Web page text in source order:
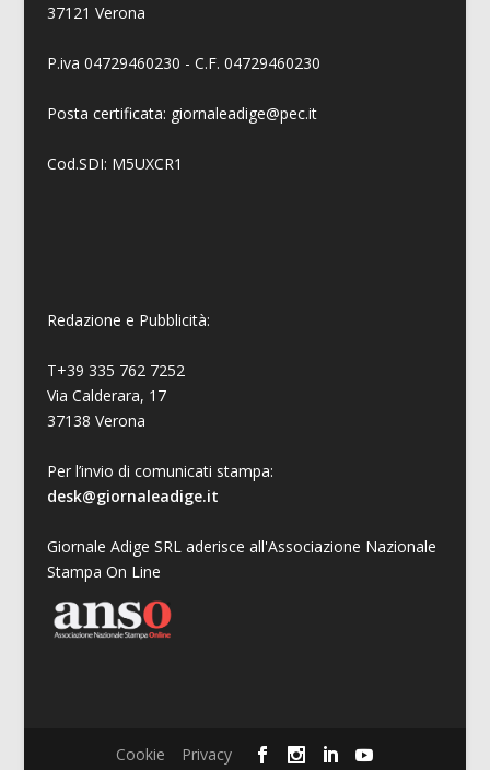
37121 Verona
P.iva 04729460230 - C.F. 04729460230
Posta certificata: giornaleadige@pec.it
Cod.SDI: M5UXCR1
Redazione e Pubblicità:
T+39 335 762 7252
Via Calderara, 17
37138 Verona
Per l’invio di comunicati stampa:
desk@giornaleadige.it
Giornale Adige SRL aderisce all'Associazione Nazionale
Stampa On Line
Cookie Privacy